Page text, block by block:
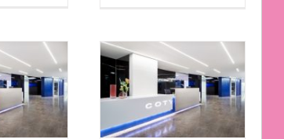
Coty: previsto nel
2025 un calo delle
vendite a -2%